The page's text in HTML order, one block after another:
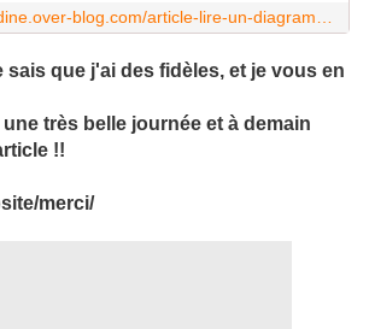
sais que j'ai des fidèles, et je vous en
très belle journée et à demain
!!